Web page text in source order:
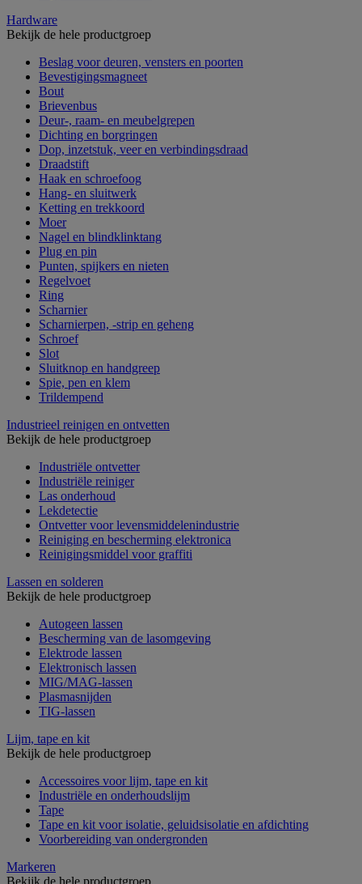
Hardware
Bekijk de hele productgroep
Beslag voor deuren, vensters en poorten
Bevestigingsmagneet
Bout
Brievenbus
Deur-, raam- en meubelgrepen
Dichting en borgringen
Dop, inzetstuk, veer en verbindingsdraad
Draadstift
Haak en schroefoog
Hang- en sluitwerk
Ketting en trekkoord
Moer
Nagel en blindklinktang
Plug en pin
Punten, spijkers en nieten
Regelvoet
Ring
Scharnier
Scharnierpen, -strip en geheng
Schroef
Slot
Sluitknop en handgreep
Spie, pen en klem
Trildempend
Industrieel reinigen en ontvetten
Bekijk de hele productgroep
Industriële ontvetter
Industriële reiniger
Las onderhoud
Lekdetectie
Ontvetter voor levensmiddelenindustrie
Reiniging en bescherming elektronica
Reinigingsmiddel voor graffiti
Lassen en solderen
Bekijk de hele productgroep
Autogeen lassen
Bescherming van de lasomgeving
Elektrode lassen
Elektronisch lassen
MIG/MAG-lassen
Plasmasnijden
TIG-lassen
Lijm, tape en kit
Bekijk de hele productgroep
Accessoires voor lijm, tape en kit
Industriële en onderhoudslijm
Tape
Tape en kit voor isolatie, geluidsisolatie en afdichting
Voorbereiding van ondergronden
Markeren
Bekijk de hele productgroep